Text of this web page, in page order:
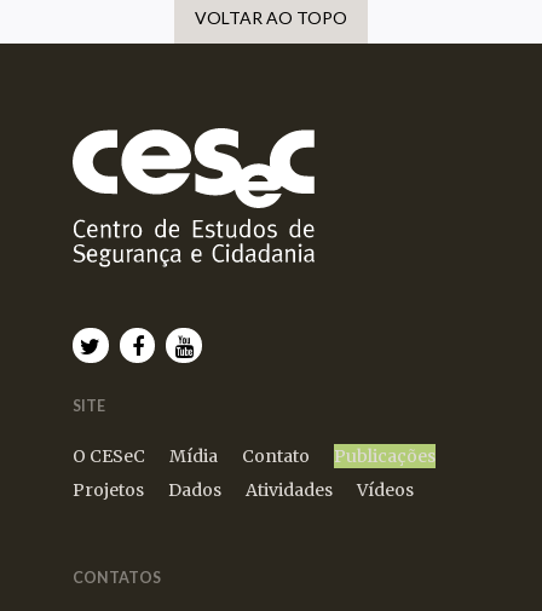
VOLTAR AO TOPO
SITE
O CESeC Mídia Contato
Publicações
Projetos
Dados Atividades Vídeos
CONTATOS